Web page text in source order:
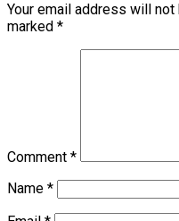
Your email address will not
marked *
Comment *
Name *